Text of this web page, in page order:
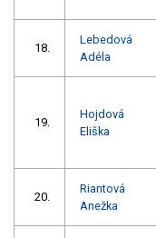
18.
Lebedová
Adéla
19.
Hojdová
Eliška
20.
Riantová
Anežka